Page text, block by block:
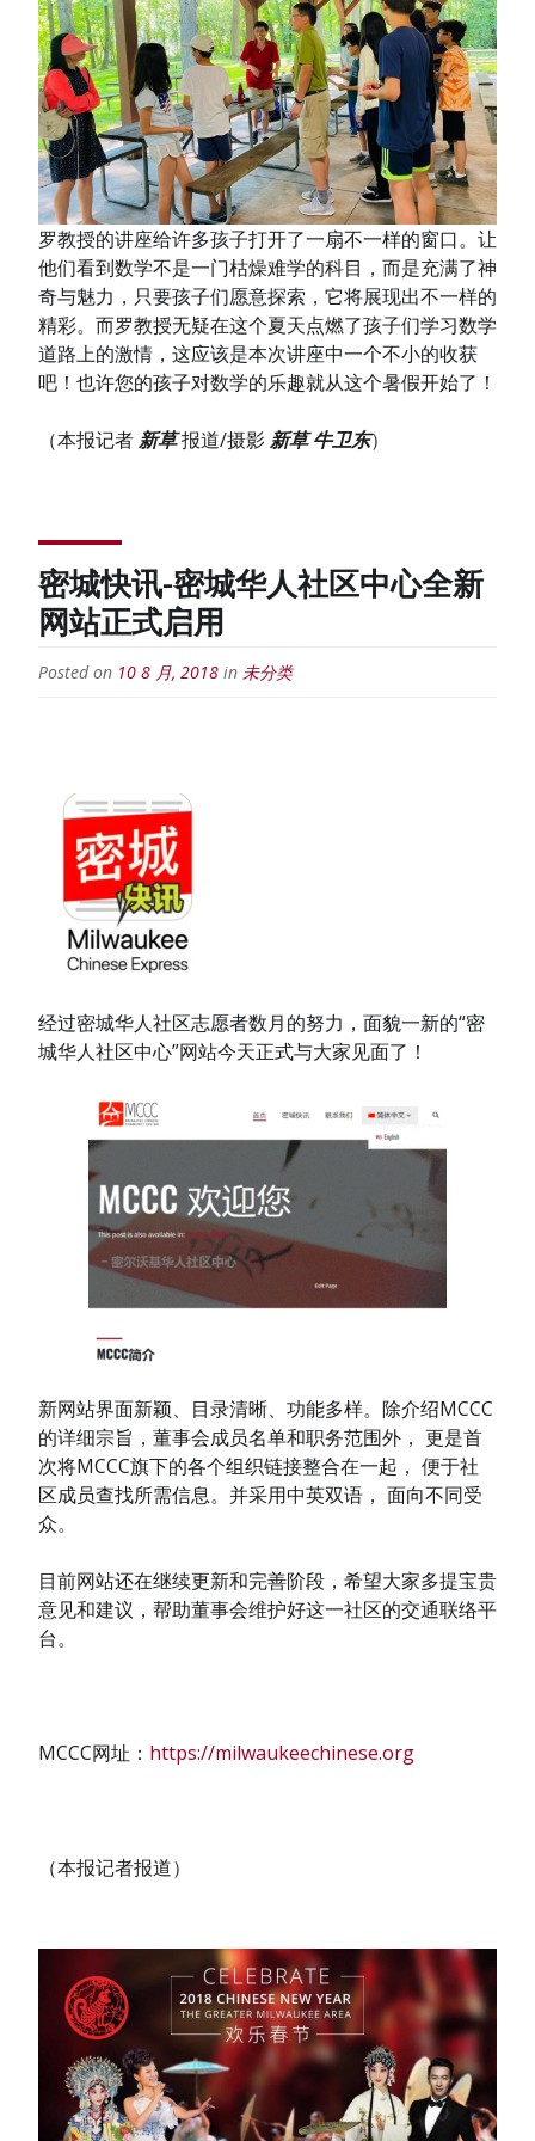
罗教授的讲座给许多孩子打开了一扇不一样的窗口。让
他们看到数学不是一门枯燥难学的科目，而是充满了神
奇与魅力，只要孩子们愿意探索，它将展现出不一样的
精彩。而罗教授无疑在这个夏天点燃了孩子们学习数学
道路上的激情，这应该是本次讲座中一个不小的收获
吧！也许您的孩子对数学的乐趣就从这个暑假开始了！
（本报记者新草报道/摄影新草 牛卫东）
密城快讯-密城华人社区中心全新
网站正式启用
Posted on 10 8 月, 2018 in 未分类
经过密城华人社区志愿者数月的努力，面貌一新的“密
城华人社区中心”网站今天正式与大家见面了！
新网站界面新颖、目录清晰、功能多样。除介绍MCCC
的详细宗旨，董事会成员名单和职务范围外， 更是首
次将MCCC旗下的各个组织链接整合在一起， 便于社
区成员查找所需信息。并采用中英双语， 面向不同受
众。
目前网站还在继续更新和完善阶段，希望大家多提宝贵
意见和建议，帮助董事会维护好这一社区的交通联络平
台。
MCCC网址： https://milwaukeechinese.org
（本报记者报道）